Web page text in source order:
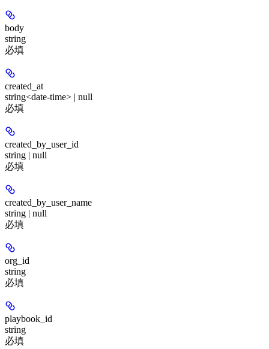
body
string
必填
created_at
string<date-time> | null
必填
created_by_user_id
string | null
必填
created_by_user_name
string | null
必填
org_id
string
必填
playbook_id
string
必填